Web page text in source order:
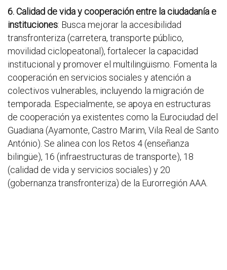
6. Calidad de vida y cooperación entre la ciudadanía e
instituciones: Busca mejorar la accesibilidad
transfronteriza (carretera, transporte público,
movilidad ciclopeatonal), fortalecer la capacidad
institucional y promover el multilingüismo. Fomenta la
cooperación en servicios sociales y atención a
colectivos vulnerables, incluyendo la migración de
temporada. Especialmente, se apoya en estructuras
de cooperación ya existentes como la Eurociudad del
Guadiana (Ayamonte, Castro Marim, Vila Real de Santo
António). Se alinea con los Retos 4 (enseñanza
bilingüe), 16 (infraestructuras de transporte), 18
(calidad de vida y servicios sociales) y 20
(gobernanza transfronteriza) de la Eurorregión AAA.